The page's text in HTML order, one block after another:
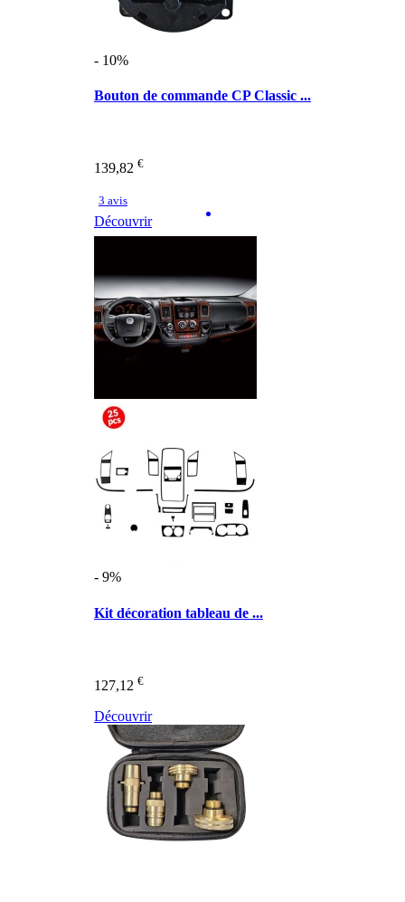
- 10%
Bouton de commande CP Classic ...
139,82 €
3 avis
Découvrir
- 9%
Kit décoration tableau de ...
127,12 €
Découvrir